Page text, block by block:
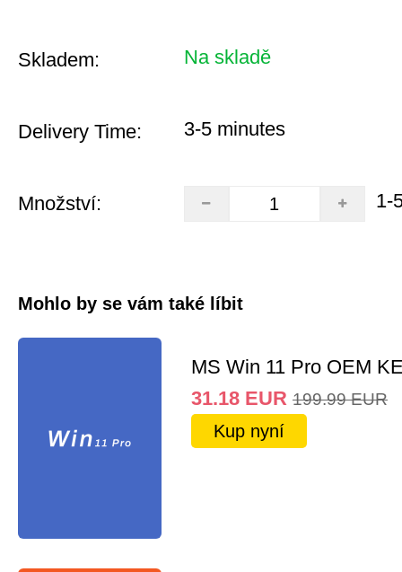
Skladem: Na skladě
Delivery Time: 3-5 minutes
Množství: 1-
Mohlo by se vám také líbit
MS Win 11 Pro OEM
31.18 EUR 199.99 EUR
Kup nyní